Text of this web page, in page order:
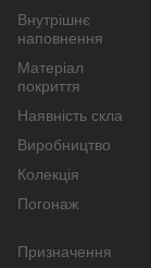
Внутрішнє
наповнення
Матеріал
покриття
Наявність скла
Виробництво
Колекція
Погонаж
Призначення